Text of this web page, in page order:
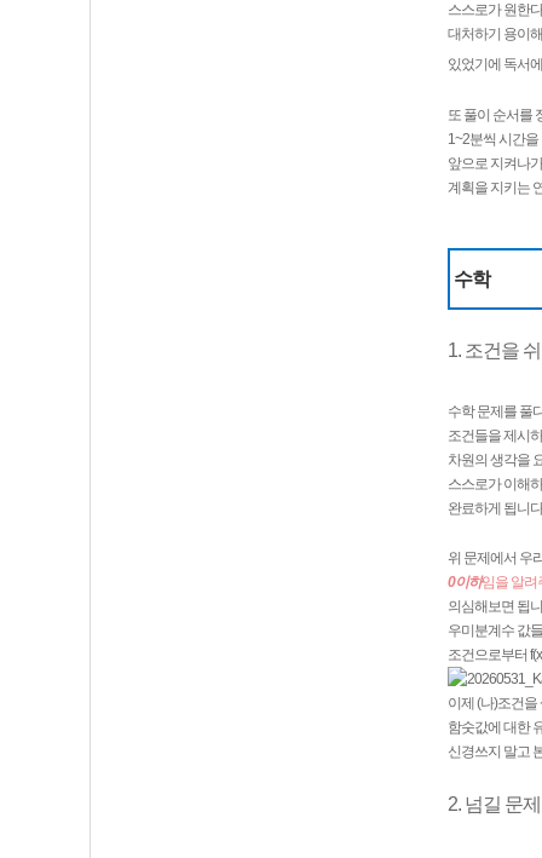
스스로가 원한
대처하기 용이
있었기에 독서
또 풀이 순서를
1~2분씩 시간
앞으로 지켜나
계획을 지키는
수학
1. 조건을
수학 문제를 풀
조건들을 제시
차원의 생각을
스스로가 이해
완료하게 됩니
위 문제에서 우
0이하임을 알려
의심해보면 됩
우미분계수 값
조건으로부터
이제 (나)조건
함숫값에 대한
신경쓰지 말고
2. 넘길 문